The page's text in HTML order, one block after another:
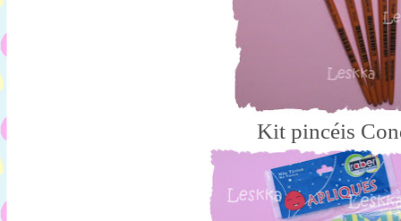
Kit pincéis